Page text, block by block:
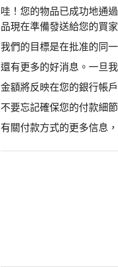
哇！您的物品已成功地通
品現在準備發送給您的買家
我們的目標是在批准的同
還有更多的好消息。一旦
金額將反映在您的銀行帳
不要忘記確保您的付款細
有關付款方式的更多信息，